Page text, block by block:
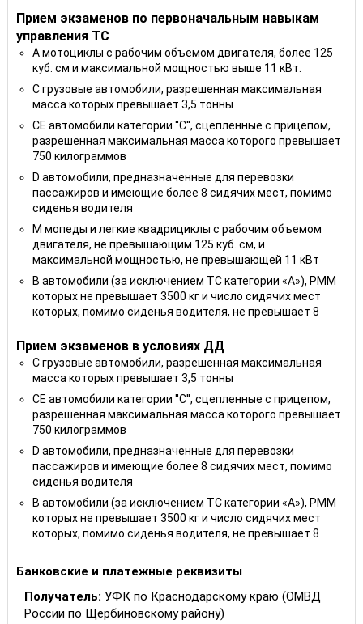
Прием экзаменов по первоначальным навыкам
управления ТС
A мотоциклы с рабочим объемом двигателя, более 125
куб. см и максимальной мощностью выше 11 кВт.
C грузовые автомобили, разрешенная максимальная
масса которых превышает 3,5 тонны
CE автомобили категории ''С'', сцепленные с прицепом,
разрешенная максимальная масса которого превышает
750 килограммов
D автомобили, предназначенные для перевозки
пассажиров и имеющие более 8 сидячих мест, помимо
сиденья водителя
M мопеды и легкие квадрициклы с рабочим объемом
двигателя, не превышающим 125 куб. см, и
максимальной мощностью, не превышающей 11 кВт
B автомобили (за исключением ТС категории «A»), РММ
которых не превышает 3500 кг и число сидячих мест
которых, помимо сиденья водителя, не превышает 8
Прием экзаменов в условиях ДД
C грузовые автомобили, разрешенная максимальная
масса которых превышает 3,5 тонны
CE автомобили категории ''С'', сцепленные с прицепом,
разрешенная максимальная масса которого превышает
750 килограммов
D автомобили, предназначенные для перевозки
пассажиров и имеющие более 8 сидячих мест, помимо
сиденья водителя
B автомобили (за исключением ТС категории «A»), РММ
которых не превышает 3500 кг и число сидячих мест
которых, помимо сиденья водителя, не превышает 8
Банковские и платежные реквизиты
Получатель: УФК по Краснодарскому краю (ОМВД
России по Щербиновскому району)